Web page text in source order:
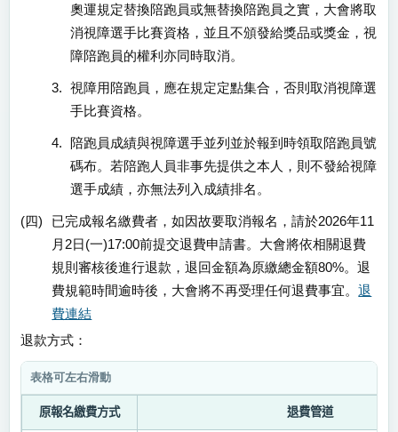
奧運規定替換陪跑員或無替換陪跑員之實，大會將取
消視障選手比賽資格，並且不頒發給獎品或獎金，視
障陪跑員的權利亦同時取消。
3. 視障用陪跑員，應在規定定點集合，否則取消視障選
手比賽資格。
4.
陪跑員成績與視障選手並列並於報到時領取陪跑員號
碼布。若陪跑人員非事先提供之本人，則不發給視障
選手成績，亦無法列入成績排名。
(四)
已完成報名繳費者，如因故要取消報名，請於2026年11
月2日(一)17:00前提交退費申請書。大會將依相關退費
規則審核後進行退款，退回金額為原繳總金額80%。退
費規範時間逾時後，大會將不再受理任何退費事宜。退
費連結
退款方式：
原報名繳費方式 退費管道